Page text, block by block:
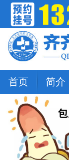
首页 简介